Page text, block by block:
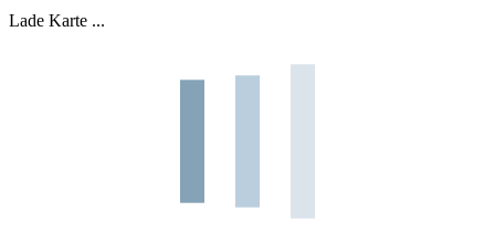
Lade Karte ...